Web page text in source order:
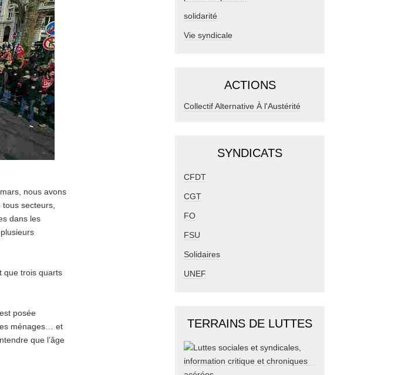
nous avons
secteurs,
dans les
que trois quarts
posée
ménages… et
que l’âge
solidarité
Vie syndicale
ACTIONS
Collectif Alternative À l'Austérité
SYNDICATS
CFDT
CGT
FO
FSU
Solidaires
UNEF
TERRAINS DE LUTTES